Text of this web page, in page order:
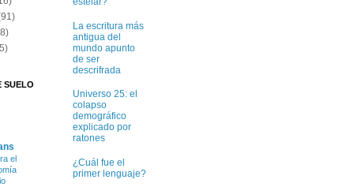
SUELO
el
La escritura más
antigua del
mundo apunto
de ser
descrifrada
Universo 25: el
colapso
demográfico
explicado por
ratones
¿Cuál fue el
primer lenguaje?